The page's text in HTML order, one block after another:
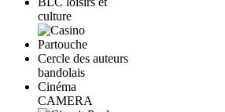
culture
Cercle des auteurs
bandolais
Cinéma
CAMERA